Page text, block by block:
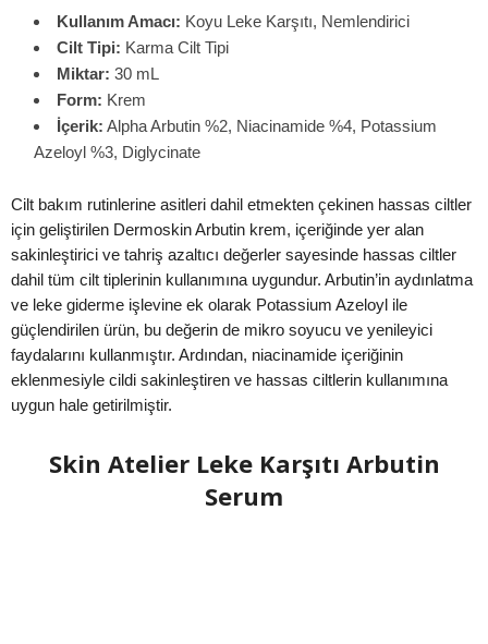
Kullanım Amacı: Koyu Leke Karşıtı, Nemlendirici
Cilt Tipi: Karma Cilt Tipi
Miktar: 30 mL
Form: Krem
İçerik: Alpha Arbutin %2, Niacinamide %4, Potassium
Azeloyl %3, Diglycinate
Cilt bakım rutinlerine asitleri dahil etmekten çekinen hassas ciltler
için geliştirilen Dermoskin Arbutin krem, içeriğinde yer alan
sakinleştirici ve tahriş azaltıcı değerler sayesinde hassas ciltler
dahil tüm cilt tiplerinin kullanımına uygundur. Arbutin’in aydınlatma
ve leke giderme işlevine ek olarak Potassium Azeloyl ile
güçlendirilen ürün, bu değerin de mikro soyucu ve yenileyici
faydalarını kullanmıştır. Ardından, niacinamide içeriğinin
eklenmesiyle cildi sakinleştiren ve hassas ciltlerin kullanımına
uygun hale getirilmiştir.
Skin Atelier Leke Karşıtı Arbutin
Serum